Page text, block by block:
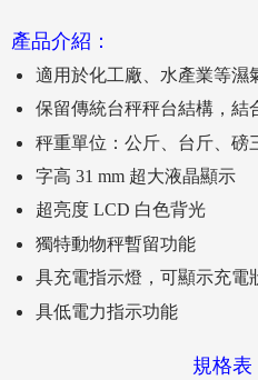
產品介紹：
適用於化工廠、水產業等濕
保留傳統台秤秤台結構，結
秤重單位：公斤、台斤、磅
字高 31 mm 超大液晶顯示
超亮度 LCD 白色背光
獨特動物秤暫留功能
具充電指示燈，可顯示充電
具低電力指示功能
規格表